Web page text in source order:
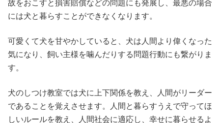
故をおこすと損害賠償などの問題にも発展し、最悪の場合
には犬と暮らすことができなくなります。
可愛くて犬を甘やかしていると、犬は人間より偉くなった
気になり、飼い主様を噛んだりする問題行動にも繋がりま
す。
犬のしつけ教室では犬に上下関係を教え、人間がリーダー
であることを覚えさせます。人間と暮らすうえで守ってほ
しいルールを教え、人間社会に適応し、幸せに暮らせるよ